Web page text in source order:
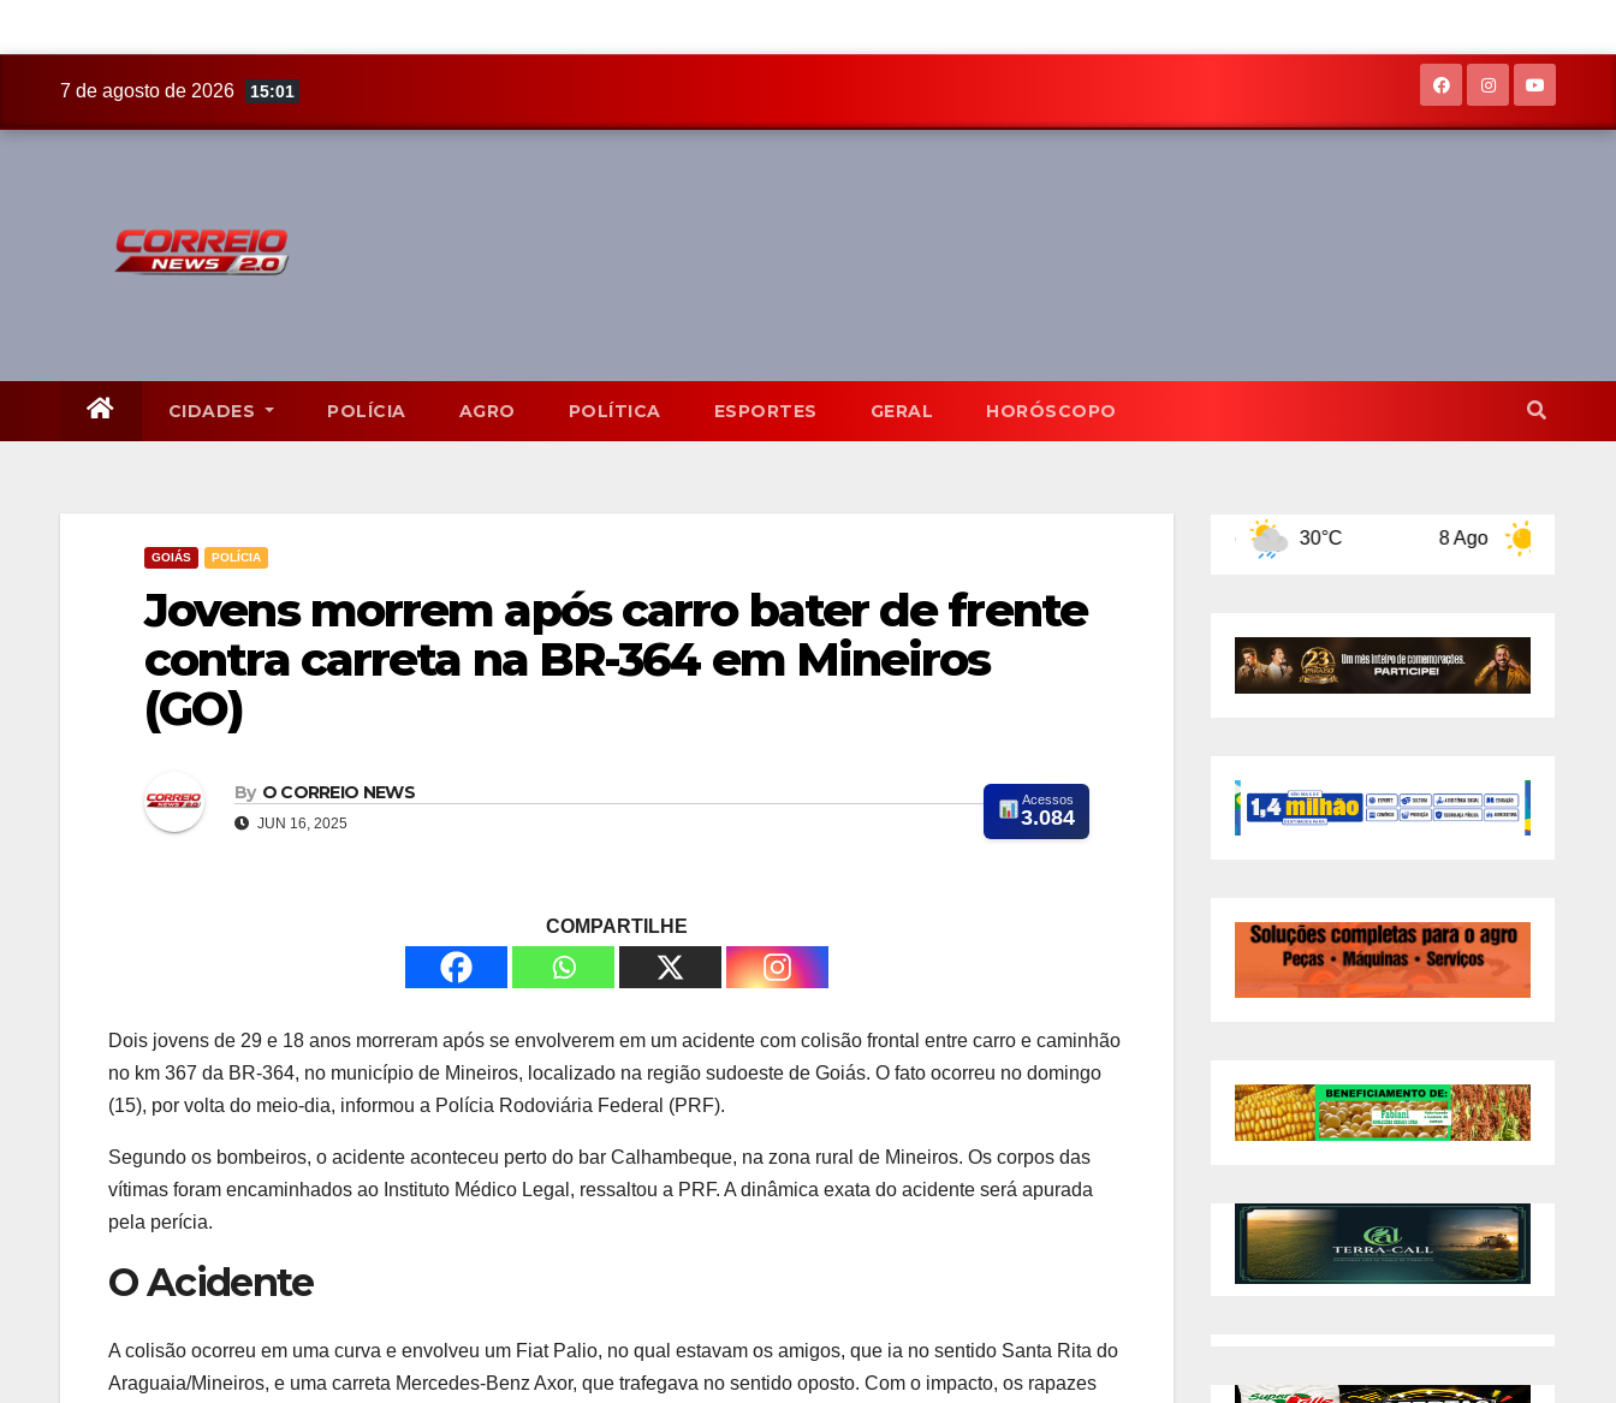
7 de agosto de 2026 15:01
CIDADES POLÍCIA AGRO POLÍTICA ESPORTES GERAL HORÓSCOPO
GOIÁS POLÍCIA
Jovens morrem após carro bater de frente
contra carreta na BR-364 em Mineiros
(GO)
By O CORREIO NEWS
JUN 16, 2025
Acessos
3.084
COMPARTILHE
Dois jovens de 29 e 18 anos morreram após se envolverem em um acidente com colisão frontal entre carro e caminhão
no km 367 da BR-364, no município de Mineiros, localizado na região sudoeste de Goiás. O fato ocorreu no domingo
(15), por volta do meio-dia, informou a Polícia Rodoviária Federal (PRF).
Segundo os bombeiros, o acidente aconteceu perto do bar Calhambeque, na zona rural de Mineiros. Os corpos das
vítimas foram encaminhados ao Instituto Médico Legal, ressaltou a PRF. A dinâmica exata do acidente será apurada
pela perícia.
O Acidente
A colisão ocorreu em uma curva e envolveu um Fiat Palio, no qual estavam os amigos, que ia no sentido Santa Rita do
Araguaia/Mineiros, e uma carreta Mercedes-Benz Axor, que trafegava no sentido oposto. Com o impacto, os rapazes
30°C 32°C